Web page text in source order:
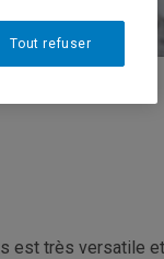
très versatile
Tout refuser